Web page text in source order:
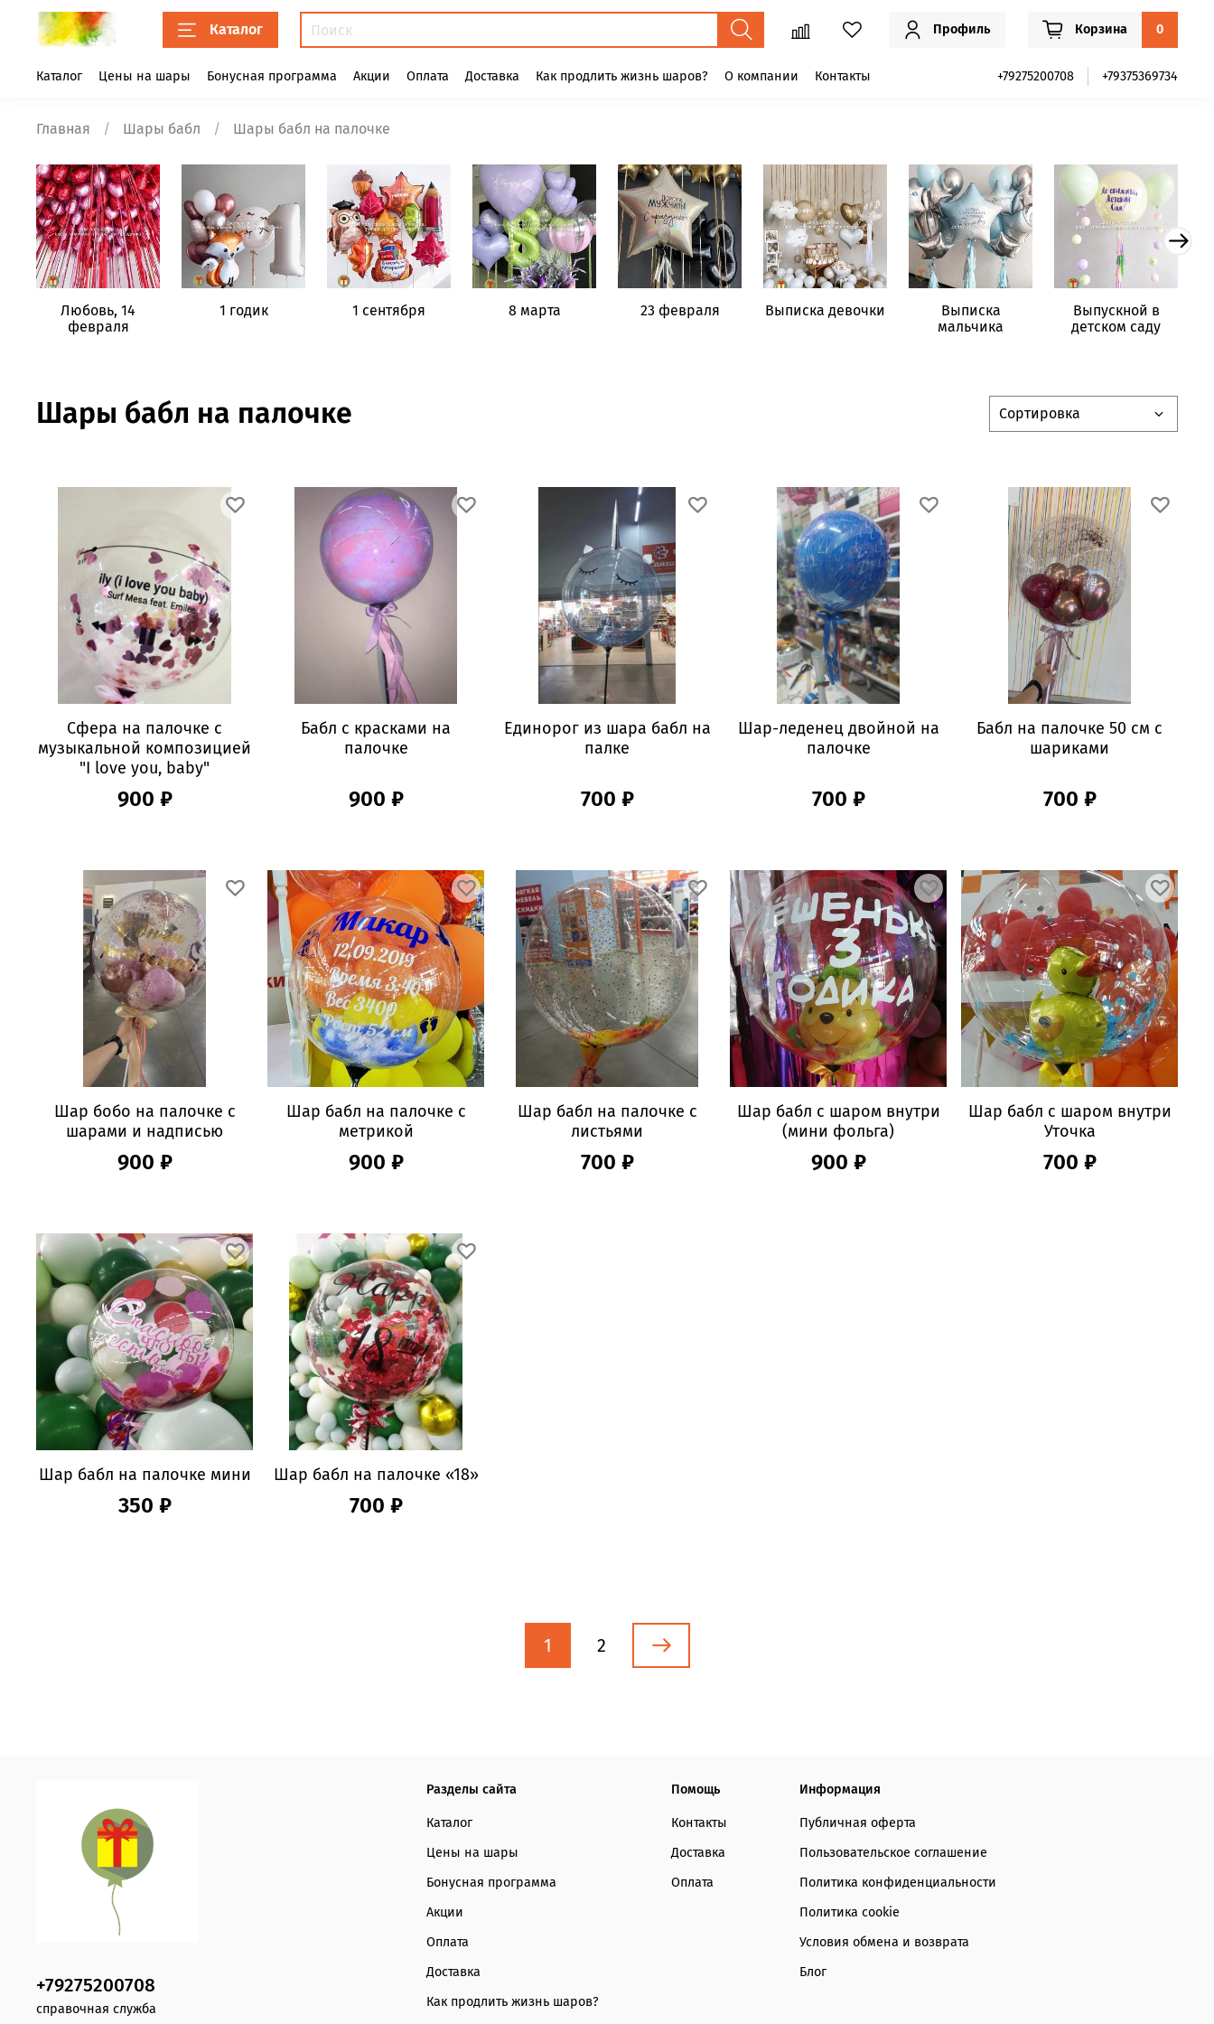
Каталог Профиль Корзина 0
Каталог Цены на шары Бонусная программа Акции Оплата Доставка Как продлить жизнь шаров? О компании Контакты +79275200708 +79375369734
Главная Шары бабл Шары бабл на палочке
Любовь, 14
февраля
1 годик 1 сентября 8 марта 23 февраля Выписка девочки
Выписка
мальчика
Выпускной в
детском саду
Шары бабл на палочке
Сфера на палочке с
музыкальной композицией
"I love you, baby"
900 ₽
Бабл с красками на
палочке
900 ₽
Единорог из шара бабл на
палке
700 ₽
Шар-леденец двойной на
палочке
700 ₽
Бабл на палочке 50 см с
шариками
700 ₽
Шар бобо на палочке с
шарами и надписью
900 ₽
Шар бабл на палочке с
метрикой
900 ₽
Шар бабл на палочке с
листьями
700 ₽
Шар бабл с шаром внутри
(мини фольга)
900 ₽
Шар бабл с шаром внутри
Уточка
700 ₽
Шар бабл на палочке мини
350 ₽
Шар бабл на палочке «18»
700 ₽
1 2
Разделы сайта
Каталог
Цены на шары
Бонусная программа
Акции
Оплата
Доставка
Как продлить жизнь шаров?
Помощь
Контакты
Доставка
Оплата
Информация
Публичная оферта
Пользовательское соглашение
Политика конфиденциальности
Политика cookie
Условия обмена и возврата
Блог
+79275200708
справочная служба